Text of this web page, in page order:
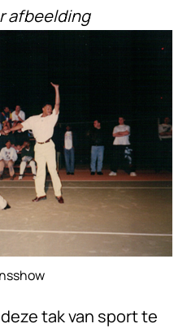
afbeelding
tak van sport te